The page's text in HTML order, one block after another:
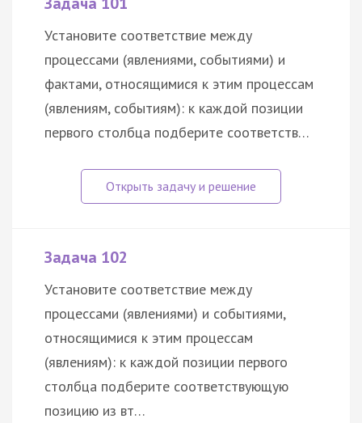
Установите соответствие между
процессами (явлениями, событиями) и
фактами, относящимися к этим процессам
(явлениям, событиям): к каждой позиции
первого столбца подберите соответств…
Задача 102
Установите соответствие между
процессами (явлениями) и событиями,
относящимися к этим процессам
(явлениям): к каждой позиции первого
столбца подберите соответствующую
позицию из вт…